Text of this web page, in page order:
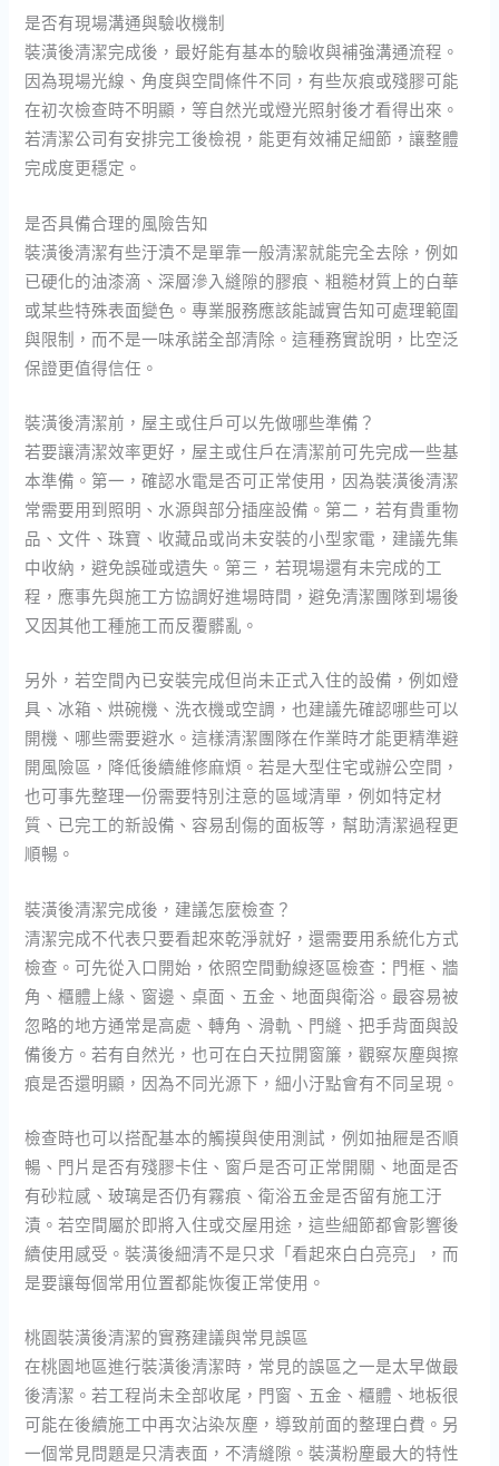
是否有現場溝通與驗收機制
裝潢後清潔完成後，最好能有基本的驗收與補強溝通流程。
因為現場光線、角度與空間條件不同，有些灰痕或殘膠可能
在初次檢查時不明顯，等自然光或燈光照射後才看得出來。
若清潔公司有安排完工後檢視，能更有效補足細節，讓整體
完成度更穩定。
是否具備合理的風險告知
裝潢後清潔有些汙漬不是單靠一般清潔就能完全去除，例如
已硬化的油漆滴、深層滲入縫隙的膠痕、粗糙材質上的白華
或某些特殊表面變色。專業服務應該能誠實告知可處理範圍
與限制，而不是一味承諾全部清除。這種務實說明，比空泛
保證更值得信任。
裝潢後清潔前，屋主或住戶可以先做哪些準備？
若要讓清潔效率更好，屋主或住戶在清潔前可先完成一些基
本準備。第一，確認水電是否可正常使用，因為裝潢後清潔
常需要用到照明、水源與部分插座設備。第二，若有貴重物
品、文件、珠寶、收藏品或尚未安裝的小型家電，建議先集
中收納，避免誤碰或遺失。第三，若現場還有未完成的工
程，應事先與施工方協調好進場時間，避免清潔團隊到場後
又因其他工種施工而反覆髒亂。
另外，若空間內已安裝完成但尚未正式入住的設備，例如燈
具、冰箱、烘碗機、洗衣機或空調，也建議先確認哪些可以
開機、哪些需要避水。這樣清潔團隊在作業時才能更精準避
開風險區，降低後續維修麻煩。若是大型住宅或辦公空間，
也可事先整理一份需要特別注意的區域清單，例如特定材
質、已完工的新設備、容易刮傷的面板等，幫助清潔過程更
順暢。
裝潢後清潔完成後，建議怎麼檢查？
清潔完成不代表只要看起來乾淨就好，還需要用系統化方式
檢查。可先從入口開始，依照空間動線逐區檢查：門框、牆
角、櫃體上緣、窗邊、桌面、五金、地面與衛浴。最容易被
忽略的地方通常是高處、轉角、滑軌、門縫、把手背面與設
備後方。若有自然光，也可在白天拉開窗簾，觀察灰塵與擦
痕是否還明顯，因為不同光源下，細小汙點會有不同呈現。
檢查時也可以搭配基本的觸摸與使用測試，例如抽屜是否順
暢、門片是否有殘膠卡住、窗戶是否可正常開關、地面是否
有砂粒感、玻璃是否仍有霧痕、衛浴五金是否留有施工汙
漬。若空間屬於即將入住或交屋用途，這些細節都會影響後
續使用感受。裝潢後細清不是只求「看起來白白亮亮」，而
是要讓每個常用位置都能恢復正常使用。
桃園裝潢後清潔的實務建議與常見誤區
在桃園地區進行裝潢後清潔時，常見的誤區之一是太早做最
後清潔。若工程尚未全部收尾，門窗、五金、櫃體、地板很
可能在後續施工中再次沾染灰塵，導致前面的整理白費。另
一個常見問題是只清表面，不清縫隙。裝潢粉塵最大的特性